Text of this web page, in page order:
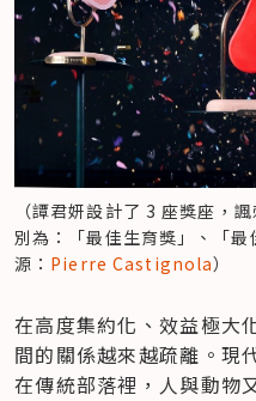
（譚君妍設計了 3 座獎座，
別為：「最佳生育獎」、「
源： Pierre Castignola）
在高度集約化、效益極大
間的關係越來越疏離。現
在傳統部落裡，人與動物